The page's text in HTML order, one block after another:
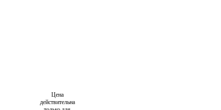
Цена
действительна